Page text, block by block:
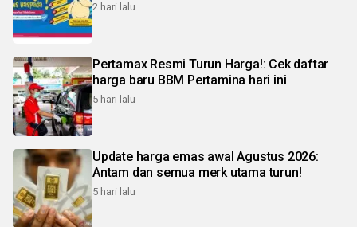
2 hari lalu
Pertamax Resmi Turun Harga!: Cek daftar
harga baru BBM Pertamina hari ini
5 hari lalu
Update harga emas awal Agustus 2026:
Antam dan semua merk utama turun!
5 hari lalu